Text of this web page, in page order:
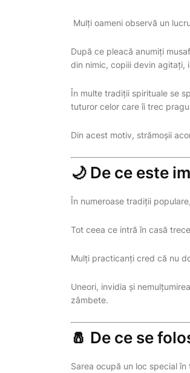
Mulți oameni observă un
După ce pleacă anumiți
din nimic, copiii devin agitați,
În multe tradiții spirituale se
tuturor celor care îi trec
Din acest motiv, strămoșii
🌙 De ce este
În numeroase tradiții
Tot ceea ce intră în casă
Mulți practicanți cred că nu
Uneori, invidia și
zâmbete.
🧂 De ce se
Sarea ocupă un loc special